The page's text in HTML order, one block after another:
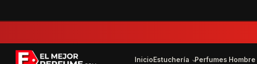
InicioEstuchería Perfumes Hombre